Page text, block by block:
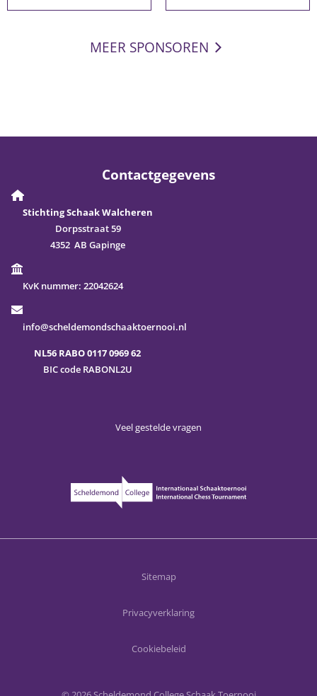
MEER SPONSOREN
Contactgegevens
Stichting Schaak Walcheren
Dorpsstraat 59
4352 AB Gapinge
KvK nummer: 22042624
info@scheldemondschaaktoernooi.nl
NL56 RABO 0117 0969 62
BIC code RABONL2U
Veel gestelde vragen
Sitemap
Privacyverklaring
Cookiebeleid